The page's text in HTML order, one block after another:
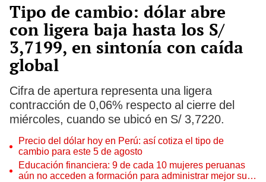
Tipo de cambio: dólar abre
con ligera baja hasta los S/
3,7199, en sintonía con caída
global
Cifra de apertura representa una ligera
contracción de 0,06% respecto al cierre del
miércoles, cuando se ubicó en S/ 3,7220.
Precio del dólar hoy en Perú: así cotiza el tipo de
cambio para este 5 de agosto
Educación financiera: 9 de cada 10 mujeres peruanas
aún no acceden a formación para administrar mejor su